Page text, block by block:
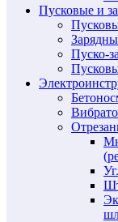
Пусковые и
Пуско-